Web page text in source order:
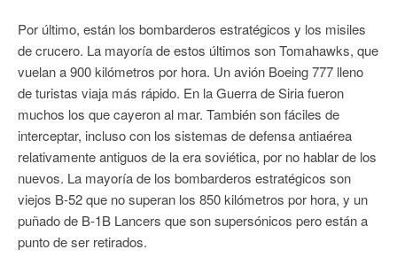
Por último, están los bombarderos estratégicos y los misiles
de crucero. La mayoría de estos últimos son Tomahawks, que
vuelan a 900 kilómetros por hora. Un avión Boeing 777 lleno
de turistas viaja más rápido. En la Guerra de Siria fueron
muchos los que cayeron al mar. También son fáciles de
interceptar, incluso con los sistemas de defensa antiaérea
relativamente antiguos de la era soviética, por no hablar de los
nuevos. La mayoría de los bombarderos estratégicos son
viejos B-52 que no superan los 850 kilómetros por hora, y un
puñado de B-1B Lancers que son supersónicos pero están a
punto de ser retirados.